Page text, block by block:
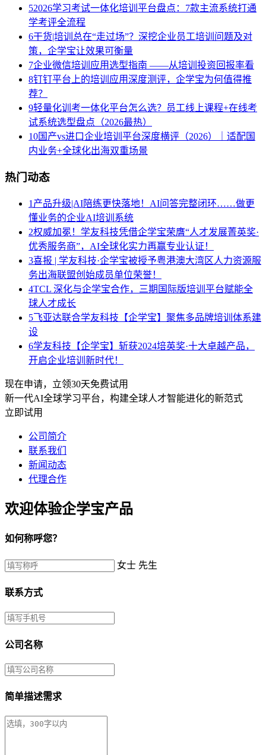
52026学习考试一体化培训平台盘点：7款主流系统打通
学考评全流程
6干货|培训总在“走过场”？深挖企业员工培训问题及对
策，企学宝让效果可衡量
7企业微信培训应用选型指南 ——从培训投资回报率看
8钉钉平台上的培训应用深度测评，企学宝为何值得推
荐？
9轻量化训考一体化平台怎么选？员工线上课程+在线考
试系统选型盘点（2026最热）
10国产vs进口企业培训平台深度横评（2026）｜适配国
内业务+全球化出海双重场景
热门动态
1 产品升级|AI陪练更快落地！AI问答完整闭环……做更
懂业务的企业AI培训系统
2权威加冕！学友科技凭借企学宝荣膺“人才发展菁英奖·
优秀服务商”，AI全球化实力再赢专业认证！
3喜报 | 学友科技·企学宝被授予粤港澳大湾区人力资源服
务出海联盟创始成员单位荣誉！
4TCL 深化与企学宝合作，三期国际版培训平台赋能全
球人才成长
5飞亚达联合学友科技【企学宝】聚焦多品牌培训体系建
设
6学友科技【企学宝】斩获2024培英奖·十大卓越产品，
开启企业培训新时代！
现在申请，立领30天免费试用
新一代AI全球学习平台，构建全球人才智能进化的新范式
立即试用
公司简介
联系我们
新闻动态
代理合作
欢迎体验企学宝产品
如何称呼您？
女士 先生
联系方式
公司名称
简单描述需求